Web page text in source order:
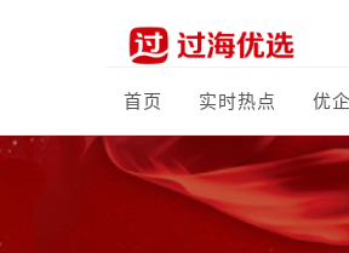
首页 实时热点 优